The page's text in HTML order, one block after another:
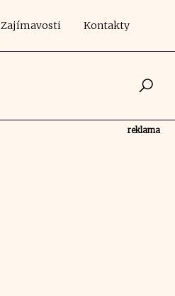
Zajímavosti Kontakty
reklama